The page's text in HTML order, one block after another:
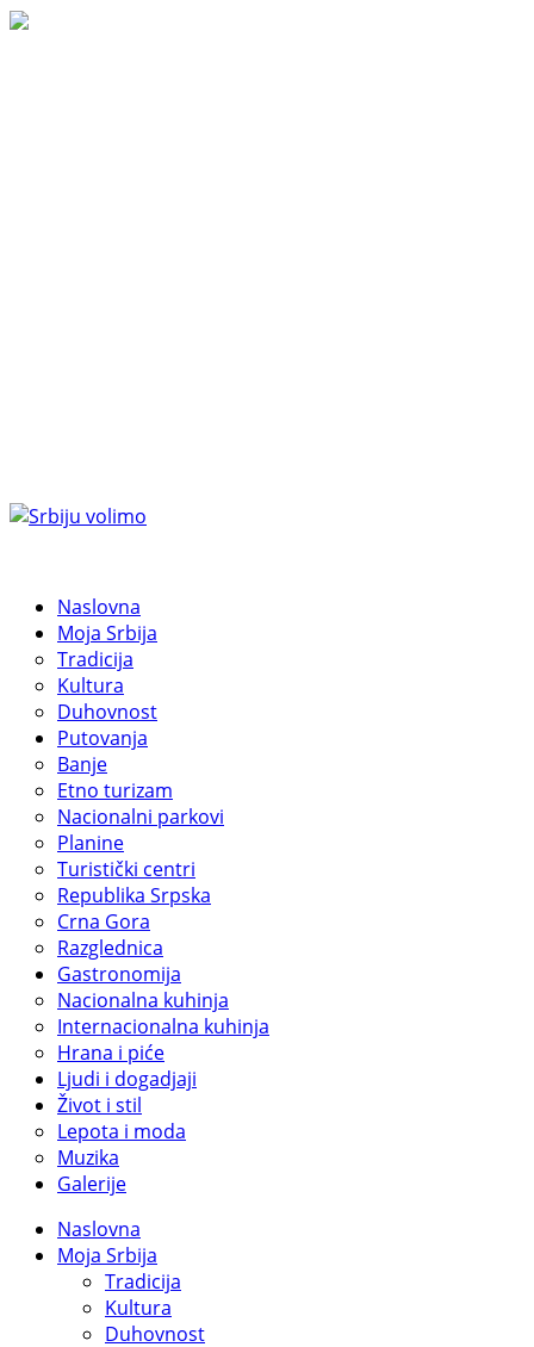
Naslovna
Moja Srbija
Tradicija
Kultura
Duhovnost
Putovanja
Banje
Etno turizam
Nacionalni parkovi
Planine
Turistički centri
Republika Srpska
Crna Gora
Razglednica
Gastronomija
Nacionalna kuhinja
Internacionalna kuhinja
Hrana i piće
Ljudi i dogadjaji
Život i stil
Lepota i moda
Muzika
Galerije
Naslovna
Moja Srbija
Tradicija
Kultura
Duhovnost